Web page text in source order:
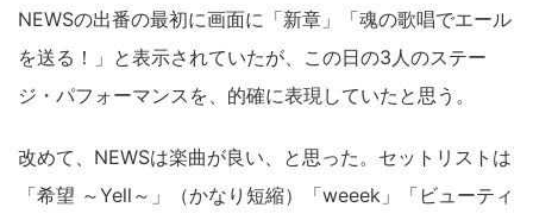
NEWSの出番の最初に画面に「新章」「魂の歌唱でエール
を送る！」と表示されていたが、この日の3人のステー
ジ・パフォーマンスを、的確に表現していたと思う。
改めて、NEWSは楽曲が良い、と思った。セットリストは
「希望 ～Yell～」（かなり短縮）「weeek」「ビューティ